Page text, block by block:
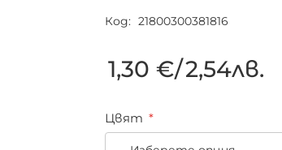
Код 21800300381816
1,30 €/2,54лв.
Цвят